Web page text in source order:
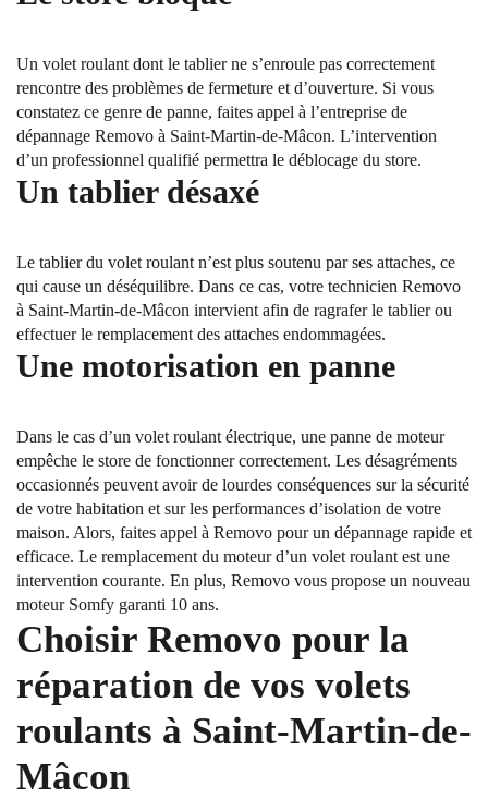
Un volet roulant dont le tablier ne s’enroule pas correctement
rencontre des problèmes de fermeture et d’ouverture. Si vous
constatez ce genre de panne, faites appel à l’entreprise de
dépannage Removo à Saint-Martin-de-Mâcon. L’intervention
d’un professionnel qualifié permettra le déblocage du store.
Un tablier désaxé
Le tablier du volet roulant n’est plus soutenu par ses attaches, ce
qui cause un déséquilibre. Dans ce cas, votre technicien Removo
à Saint-Martin-de-Mâcon intervient afin de ragrafer le tablier ou
effectuer le remplacement des attaches endommagées.
Une motorisation en panne
Dans le cas d’un volet roulant électrique, une panne de moteur
empêche le store de fonctionner correctement. Les désagréments
occasionnés peuvent avoir de lourdes conséquences sur la sécurité
de votre habitation et sur les performances d’isolation de votre
maison. Alors, faites appel à Removo pour un dépannage rapide et
efficace. Le remplacement du moteur d’un volet roulant est une
intervention courante. En plus, Removo vous propose un nouveau
moteur Somfy garanti 10 ans.
Choisir Removo pour la
réparation de vos volets
roulants à Saint-Martin-de-
Mâcon